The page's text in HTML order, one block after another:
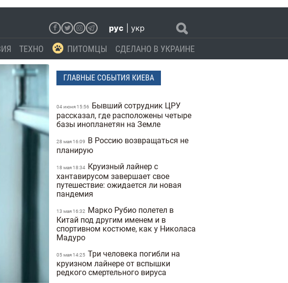
рус укр
ТЕХНО ПИТОМЦЫ СДЕЛАНО В УКРАИНЕ
ГЛАВНЫЕ СОБЫТИЯ КИЕВА
04 июня 15:56
Бывший сотрудник ЦРУ
рассказал, где расположены четыре
базы инопланетян на Земле
28 мая 16:09
В Россию возвращаться не
планирую
18 мая 18:34 Круизный лайнер с
хантавирусом завершает свое
путешествие: ожидается ли новая
пандемия
13 мая 16:32
Марко Рубио полетел в
Китай под другим именем и в
спортивном костюме, как у Николаса
Мадуро
05 мая 14:25 Три человека погибли на
круизном лайнере от вспышки
редкого смертельного вируса